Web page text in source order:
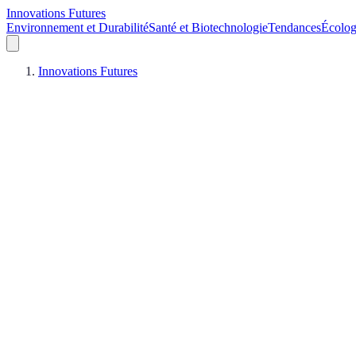
Innovations Futures
Environnement et DurabilitéSanté et BiotechnologieTendances
Innovations Futures